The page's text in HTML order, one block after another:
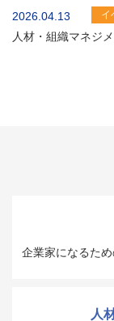
2026.04.13 イ
人材・組織マネジ
企業家になるた
人